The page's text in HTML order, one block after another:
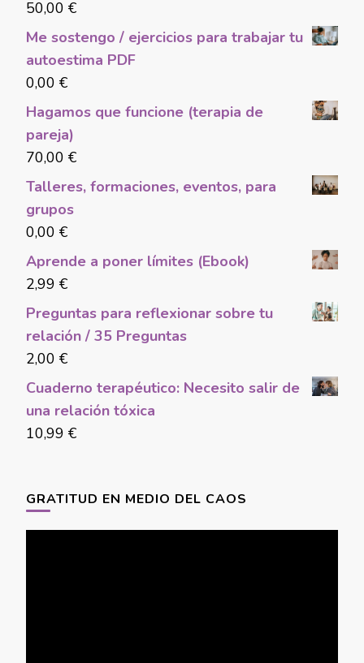
50,00 €
Me sostengo / ejercicios para trabajar tu
autoestima PDF
0,00 €
Hagamos que funcione (terapia de
pareja)
70,00 €
Talleres, formaciones, eventos, para
grupos
0,00 €
Aprende a poner límites (Ebook)
2,99 €
Preguntas para reflexionar sobre tu
relación / 35 Preguntas
2,00 €
Cuaderno terapéutico: Necesito salir de
una relación tóxica
10,99 €
GRATITUD EN MEDIO DEL CAOS